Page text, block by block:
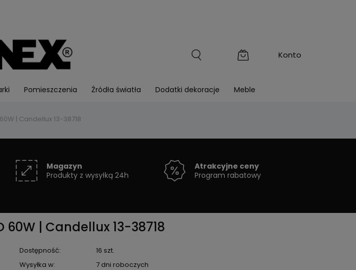
Pomieszczenia Źródła światła Dodatki dekoracje Meble
60W | Candellux 13-38718
Magazyn
Produkty z wysyłką 24h
Atrakcyjne ceny
Program rabatowy
60W | Candellux 13-38718
Dostępność:
16 szt.
Wysyłka w:
7 dni roboczych